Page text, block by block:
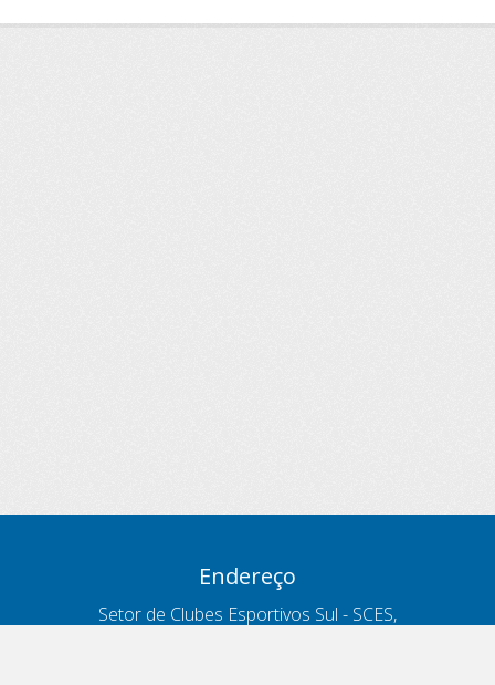
Endereço
Setor de Clubes Esportivos Sul - SCES,